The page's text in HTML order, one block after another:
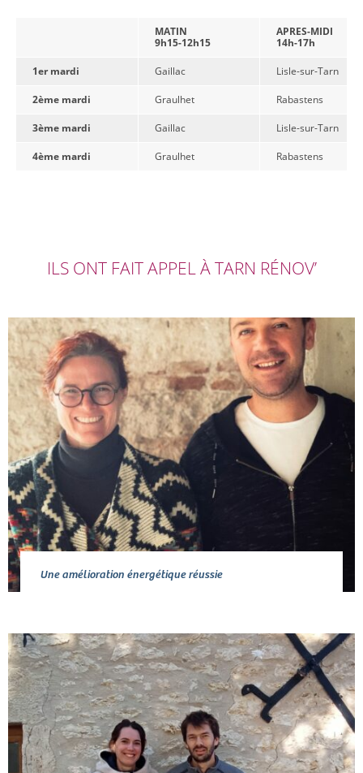
MATIN
9h15-12h15
APRES-MIDI
14h-17h
1er mardi Gaillac Lisle-sur-Tarn
2ème mardi Graulhet Rabastens
3ème mardi Gaillac Lisle-sur-Tarn
4ème mardi Graulhet Rabastens
ILS ONT FAIT APPEL À TARN RÉNOV’
Une amélioration énergétique réussie